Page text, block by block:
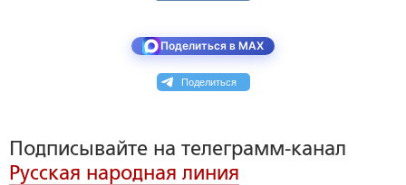
Поделиться в MAX
Поделиться
Подписывайте на телеграмм-канал
Русская народная линия